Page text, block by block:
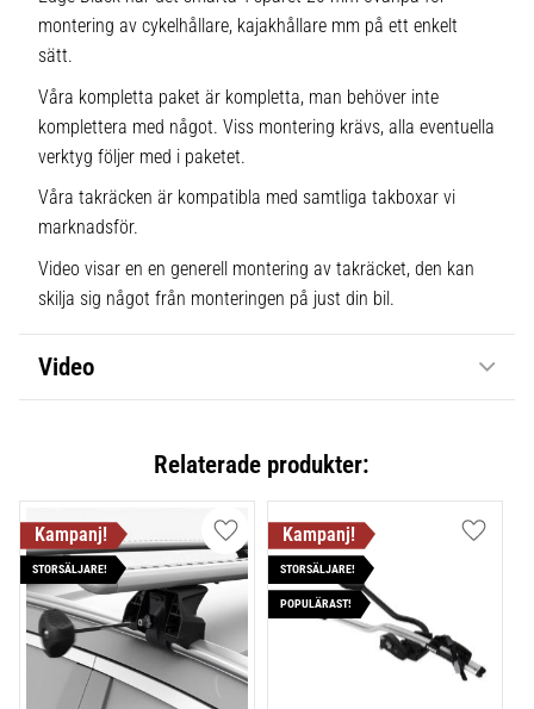
montering av cykelhållare, kajakhållare mm på ett enkelt
sätt.
Våra kompletta paket är kompletta, man behöver inte
komplettera med något. Viss montering krävs, alla eventuella
verktyg följer med i paketet.
Våra takräcken är kompatibla med samtliga takboxar vi
marknadsför.
Video visar en en generell montering av takräcket, den kan
skilja sig något från monteringen på just din bil.
Video
Relaterade produkter:
STORSÄLJARE!
Lägg till i favoriter
STORSÄLJARE!
POPULÄRAST!
Lägg